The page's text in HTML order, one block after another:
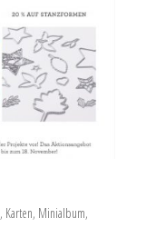
, Karten, Minialbum,